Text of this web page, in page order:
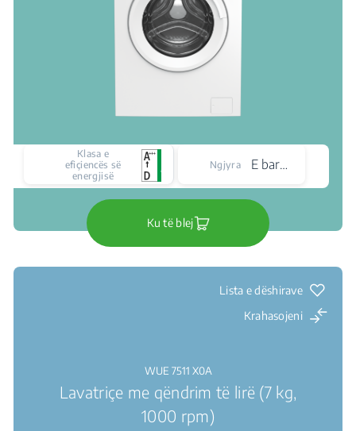
Klasa e
efiçiencës së
energjisë
Ngjyra E bardhë
Ku të blej
Lista e dëshirave
Krahasojeni
WUE 7511 X0A
Lavatriçe me qëndrim të lirë (7 kg,
1000 rpm)